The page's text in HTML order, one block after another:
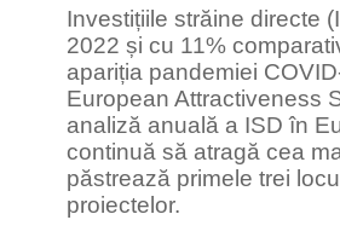
Investițiile străine directe
2022 și cu 11%
apariția pandemiei
European Attractiveness
analiză anuală a ISD în
continuă să atragă cea
păstrează primele trei
proiectelor.